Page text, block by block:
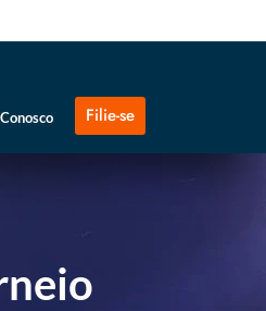
Filie-se